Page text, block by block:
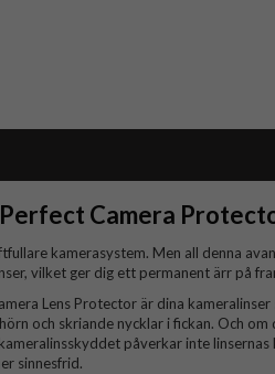
Camera
kamerasystem. Men all denna
vilket ger dig ett permanent ärr på
Lens Protector är dina
och skriande nycklar i fickan. Och
påverkar inte
sinnesfrid.